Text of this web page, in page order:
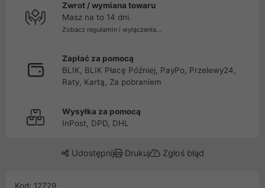
Zwrot / wymiana towaru
Masz na to 14 dni.
Zobacz regulamin i wyłączenia...
Zapłać za pomocą
BLIK, BLIK Płacę Później, PayPo, Przelewy24,
Raty, Kartą, Za pobraniem
Wysyłka za pomocą
InPost, DPD, DHL
Udostępnij Drukuj Zgłoś błąd
Kod: 12729